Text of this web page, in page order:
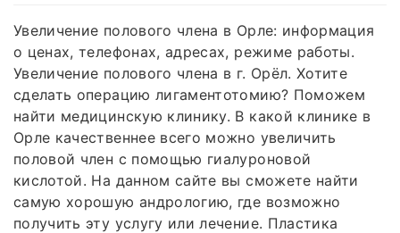
Увеличение полового члена в Орле: информация
о ценах, телефонах, адресах, режиме работы.
Увеличение полового члена в г. Орёл. Хотите
сделать операцию лигаментотомию? Поможем
найти медицинскую клинику. В какой клинике в
Орле качественнее всего можно увеличить
половой член с помощью гиалуроновой
кислотой. На данном сайте вы сможете найти
самую хорошую андрологию, где возможно
получить эту услугу или лечение. Пластика